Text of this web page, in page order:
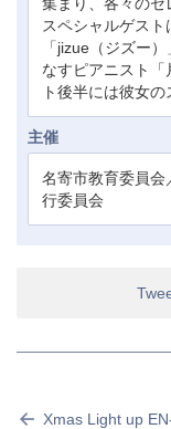
スペシャルゲス
「jizue（ジズー
なすピアニスト
ト後半には彼女の
主催
名寄市教育委員会
行委員会
Xmas Light up